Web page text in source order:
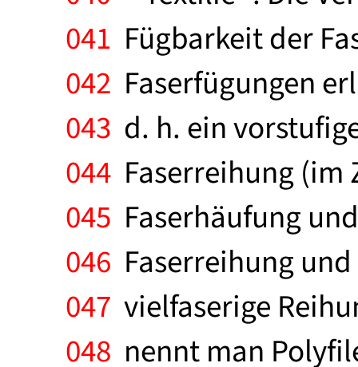
041 Fügbarkeit der
042 Faserfügungen
043 d. h. ein
044 Faserreihung (im
045 Faserhäufung
046 Faserreihung
047 vielfaserige
048 nennt man